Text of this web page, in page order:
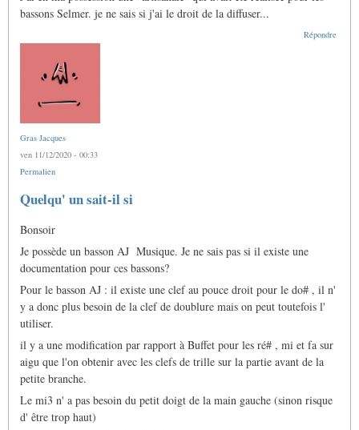
bassons Selmer. je ne sais si j'ai le droit de la diffuser...
Répondre
Gras Jacques
ven 11/12/2020 - 00:33
Permalien
En
réponse
Quelqu'un
il
si
par
Duvernois
Quelqu' un sait-il si
Bonsoir
Je possède un basson AJ Musique. Je ne sais pas si il existe une
documentation pour ces bassons?
Pour le basson AJ : il existe une clef au pouce droit pour le do# , il n'
y a donc plus besoin de la clef de doublure mais on peut toutefois l'
utiliser.
il y a une modification par rapport à Buffet pour les ré# , mi et fa sur
aigu que l'on obtenir avec les clefs de trille sur la partie avant de la
petite branche.
Le mi3 n' a pas besoin du petit doigt de la main gauche (sinon risque
d' être trop haut)